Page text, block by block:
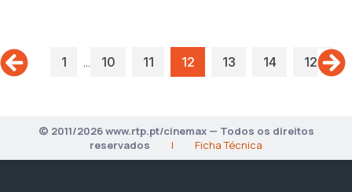
1 … 10 11 12 13 14 121
© 2011/2026 www.rtp.pt/cinemax — Todos os direitos
reservados
| Ficha Técnica